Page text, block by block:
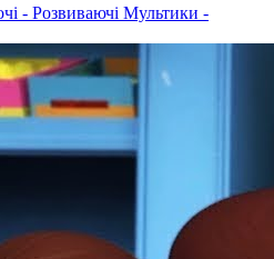
- Розвиваючі Мультики -